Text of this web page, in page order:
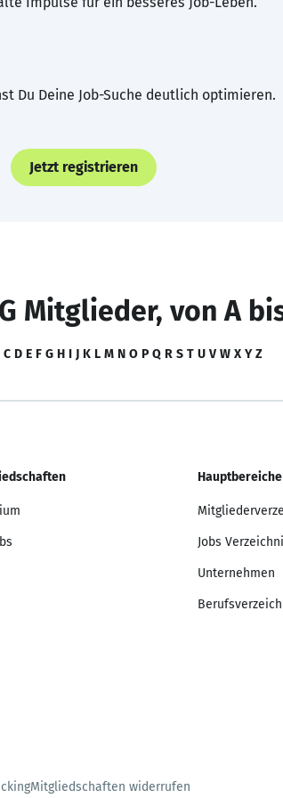
Du Deine Job-Suche deutlich optimieren.
Jetzt registrieren
Mitglieder, von A
C D E F G H I J K L M N O P Q R S T U V W X Y Z
Hauptbereiche
Jobs
Unternehmen
Mitgliedschaften widerrufen